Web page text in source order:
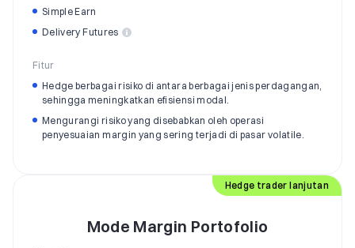
Simple Earn
Delivery Futures
Fitur
Hedge berbagai risiko di antara berbagai jenis perdagangan,
sehingga meningkatkan efisiensi modal.
Mengurangi risiko yang disebabkan oleh operasi
penyesuaian margin yang sering terjadi di pasar volatile.
Mode Margin Portofolio
Hedge trader lanjutan